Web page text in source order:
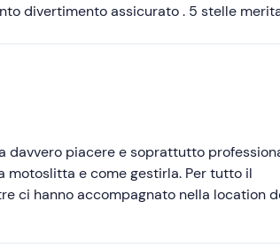
divertimento assicurato . 5 stelle
davvero piacere e soprattutto
e come gestirla. Per tutto il
ci hanno accompagnato nella location
rifare!!! Grazie ragazzi